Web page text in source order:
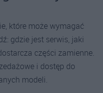
które może wymagać
gdzie jest serwis, jaki
części zamienne.
i dostęp do
modeli.